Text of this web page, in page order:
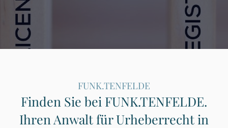
FUNK.TENFELDE
Finden Sie bei FUNK.TENFELDE.
Ihren Anwalt für Urheberrecht in